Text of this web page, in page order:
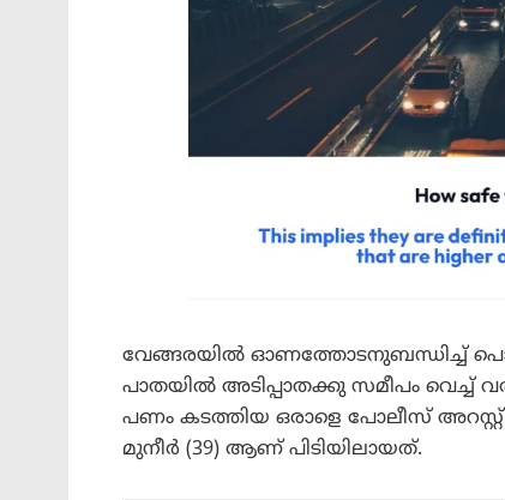
വേങ്ങരയിൽ ഓണത്തോടനുബന്ധിച്ച്
പാതയിൽ അടിപ്പാതക്കു സമീപം വെച്ച്
പണം കടത്തിയ ഒരാളെ പോലീസ്
മുനീർ (39) ആണ് പിടിയിലായത്.